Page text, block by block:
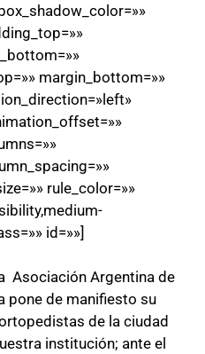
margin_bottom=»»
rule_color=»»
id=»»]
Asociación Argentina de
pone de manifiesto su
de la ciudad
institución; ante el